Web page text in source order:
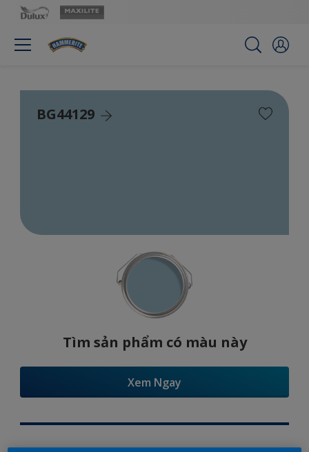
BG44129
Tìm sản phẩm có màu này
Xem Ngay